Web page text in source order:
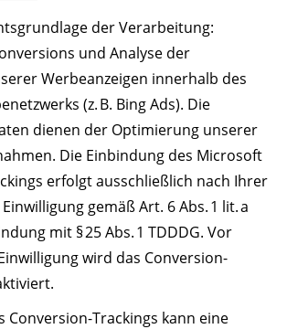
der Verarbeitung:
und Analyse der
Werbeanzeigen innerhalb des
(z. B. Bing Ads). Die
dienen der Optimierung unserer
Die Einbindung des Microsoft
erfolgt ausschließlich nach Ihrer
gemäß Art. 6 Abs. 1 lit. a
mit § 25 Abs. 1 TDDDG. Vor
wird das Conversion-
Conversion-Trackings kann eine